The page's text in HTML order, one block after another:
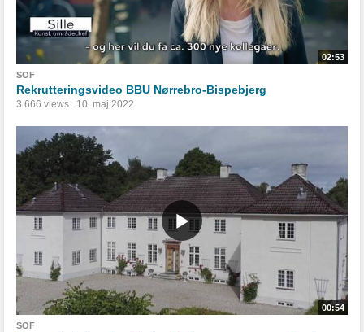
02:53
SOF
Rekrutteringsvideo BBU Nørrebro-Bispebjerg
3.666 views 10. maj 2022
00:54
SOF